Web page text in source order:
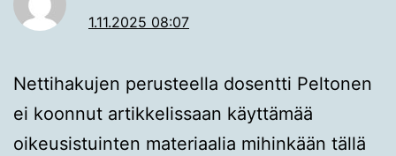
1.11.2025 08:07
Nettihakujen perusteella dosentti Peltonen
ei koonnut artikkelissaan käyttämää
oikeusistuinten materiaalia mihinkään tällä